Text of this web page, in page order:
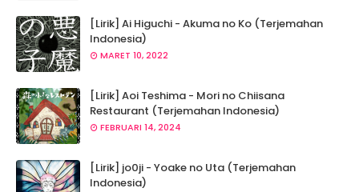
[Lirik] Ai Higuchi - Akuma no Ko (Terjemahan
Indonesia)
MARET 10, 2022
[Lirik] Aoi Teshima - Mori no Chiisana
Restaurant (Terjemahan Indonesia)
FEBRUARI 14, 2024
[Lirik] jo0ji - Yoake no Uta (Terjemahan
Indonesia)